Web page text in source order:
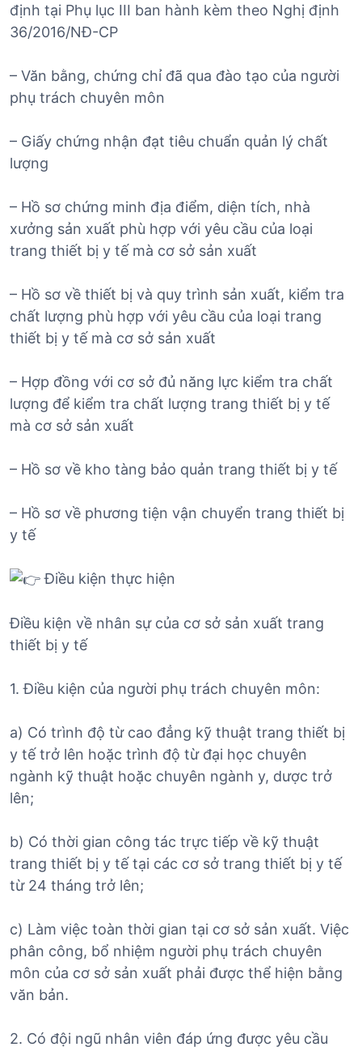
định tại Phụ lục III ban hành kèm theo Nghị định
36/2016/NĐ-CP
– Văn bằng, chứng chỉ đã qua đào tạo của người
phụ trách chuyên môn
– Giấy chứng nhận đạt tiêu chuẩn quản lý chất
lượng
– Hồ sơ chứng minh địa điểm, diện tích, nhà
xưởng sản xuất phù hợp với yêu cầu của loại
trang thiết bị y tế mà cơ sở sản xuất
– Hồ sơ về thiết bị và quy trình sản xuất, kiểm tra
chất lượng phù hợp với yêu cầu của loại trang
thiết bị y tế mà cơ sở sản xuất
– Hợp đồng với cơ sở đủ năng lực kiểm tra chất
lượng để kiểm tra chất lượng trang thiết bị y tế
mà cơ sở sản xuất
– Hồ sơ về kho tàng bảo quản trang thiết bị y tế
– Hồ sơ về phương tiện vận chuyển trang thiết bị
y tế
Điều kiện thực hiện
Điều kiện về nhân sự của cơ sở sản xuất trang
thiết bị y tế
1. Điều kiện của người phụ trách chuyên môn:
a) Có trình độ từ cao đẳng kỹ thuật trang thiết bị
y tế trở lên hoặc trình độ từ đại học chuyên
ngành kỹ thuật hoặc chuyên ngành y, dược trở
lên;
b) Có thời gian công tác trực tiếp về kỹ thuật
trang thiết bị y tế tại các cơ sở trang thiết bị y tế
từ 24 tháng trở lên;
c) Làm việc toàn thời gian tại cơ sở sản xuất. Việc
phân công, bổ nhiệm người phụ trách chuyên
môn của cơ sở sản xuất phải được thể hiện bằng
văn bản.
2. Có đội ngũ nhân viên đáp ứng được yêu cầu